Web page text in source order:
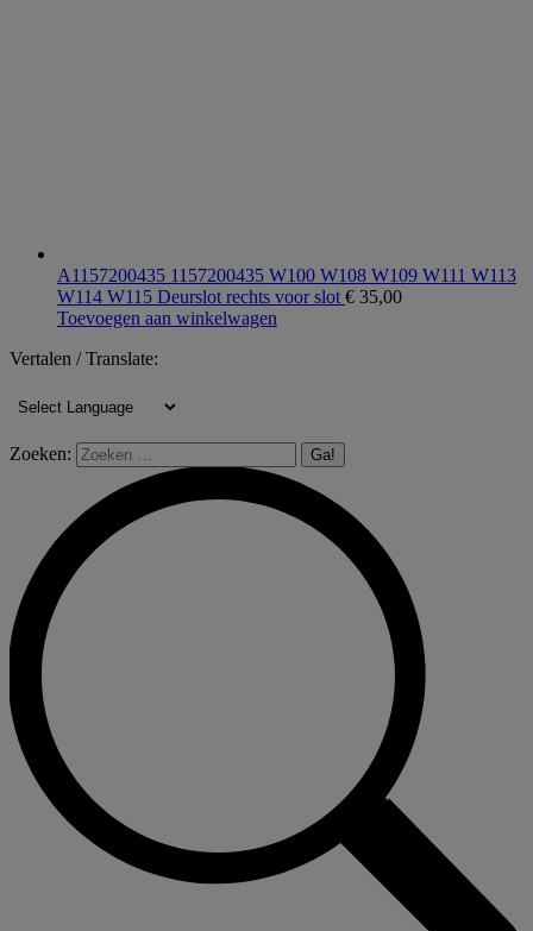
A1157200435 1157200435 W100 W108 W109 W111 W113
W114 W115 Deurslot rechts voor slot € 35,00
Toevoegen aan winkelwagen
Vertalen / Translate:
Zoeken: